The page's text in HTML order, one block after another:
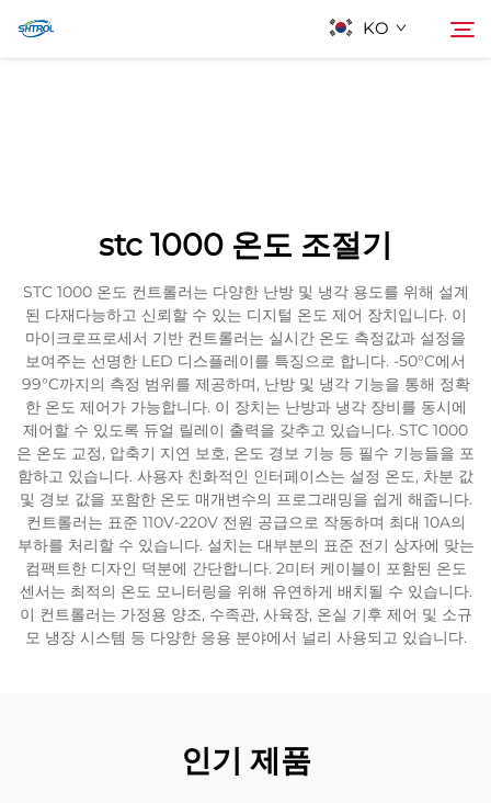
KO
stc 1000 온도 조절기
STC 1000 온도 컨트롤러는 다양한 난방 및 냉각 용도를 위해 설계
된 다재다능하고 신뢰할 수 있는 디지털 온도 제어 장치입니다. 이
마이크로프로세서 기반 컨트롤러는 실시간 온도 측정값과 설정을
보여주는 선명한 LED 디스플레이를 특징으로 합니다. -50°C에서
99°C까지의 측정 범위를 제공하며, 난방 및 냉각 기능을 통해 정확
한 온도 제어가 가능합니다. 이 장치는 난방과 냉각 장비를 동시에
제어할 수 있도록 듀얼 릴레이 출력을 갖추고 있습니다. STC 1000
은 온도 교정, 압축기 지연 보호, 온도 경보 기능 등 필수 기능들을 포
함하고 있습니다. 사용자 친화적인 인터페이스는 설정 온도, 차분 값
및 경보 값을 포함한 온도 매개변수의 프로그래밍을 쉽게 해줍니다.
컨트롤러는 표준 110V-220V 전원 공급으로 작동하며 최대 10A의
부하를 처리할 수 있습니다. 설치는 대부분의 표준 전기 상자에 맞는
컴팩트한 디자인 덕분에 간단합니다. 2미터 케이블이 포함된 온도
센서는 최적의 온도 모니터링을 위해 유연하게 배치될 수 있습니다.
이 컨트롤러는 가정용 양조, 수족관, 사육장, 온실 기후 제어 및 소규
모 냉장 시스템 등 다양한 응용 분야에서 널리 사용되고 있습니다.
인기 제품